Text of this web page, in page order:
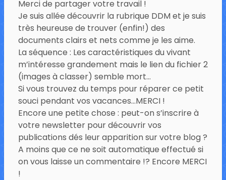
Merci de partager votre travail !
Je suis allée découvrir la rubrique DDM et je suis
très heureuse de trouver (enfin!) des
documents clairs et nets comme je les aime.
La séquence : Les caractéristiques du vivant
m’intéresse grandement mais le lien du fichier 2
(images à classer) semble mort…
Si vous trouvez du temps pour réparer ce petit
souci pendant vos vacances…MERCI !
Encore une petite chose : peut-on s’inscrire à
votre newsletter pour découvrir vos
publications dés leur apparition sur votre blog ?
A moins que ce ne soit automatique effectué si
on vous laisse un commentaire !? Encore MERCI
!